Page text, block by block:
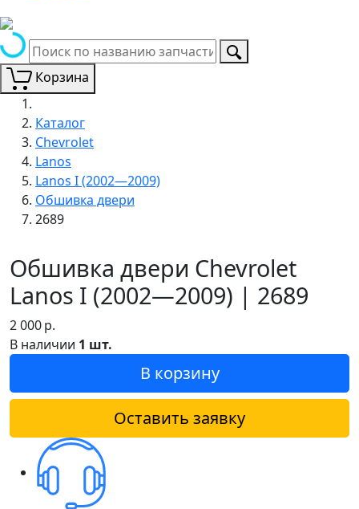
Корзина
Каталог
Chevrolet
Lanos
Lanos I (2002—2009)
Обшивка двери
2689
Обшивка двери Chevrolet
Lanos I (2002—2009) | 2689
2 000р.
В наличии 1 шт.
В корзину
Оставить заявку